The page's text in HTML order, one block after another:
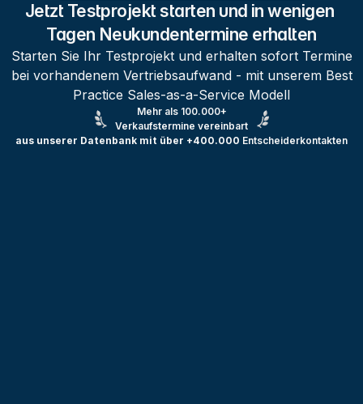
Jetzt Testprojekt starten und in wenigen
Tagen Neukundentermine erhalten
Starten Sie Ihr Testprojekt und erhalten sofort Termine
bei vorhandenem Vertriebsaufwand - mit unserem Best
Practice Sales-as-a-Service Modell
Mehr als 100.000+
Verkaufstermine vereinbart
aus unserer Datenbank mit über +400.000 Entscheiderkontakten